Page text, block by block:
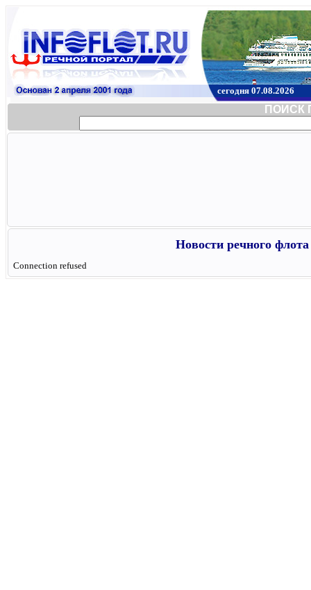
сегодня 07.08.2026
ПОИСК
Новости речного
Connection refused